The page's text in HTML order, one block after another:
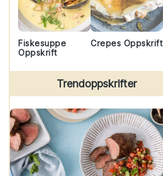
Fiskesuppe
Oppskrift
Crepes Oppskrift
Trendoppskrifter